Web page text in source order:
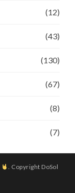
(12)
(43)
(130)
(67)
(8)
(7)
. Copyright DoSol